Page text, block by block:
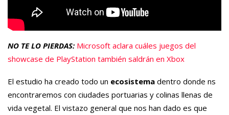
NO TE LO PIERDAS: Microsoft aclara cuáles juegos del
showcase de PlayStation también saldrán en Xbox
El estudio ha creado todo un ecosistema dentro donde ns
encontraremos con ciudades portuarias y colinas llenas de
vida vegetal. El vistazo general que nos han dado es que